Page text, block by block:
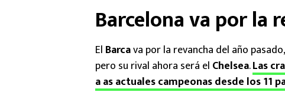
Barcelona va por la
El Barcava por la revancha del año
pero su rival ahora será el Chelsea.Las
a as actuales campeonas desde los 11